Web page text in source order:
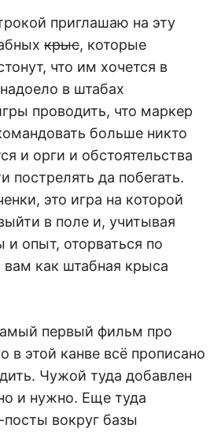
приглашаю на эту
крыс, которые
что им хочется в
в штабах
проводить, что маркер
больше никто
и орги и обстоятельства
пострелять да побегать.
это игра на которой
в поле и, учитывая
и опыт, оторваться по
вам как штабная крыса
первый фильм про
этой канве всё прописано
Чужой туда добавлен
и нужно. Еще туда
вокруг базы